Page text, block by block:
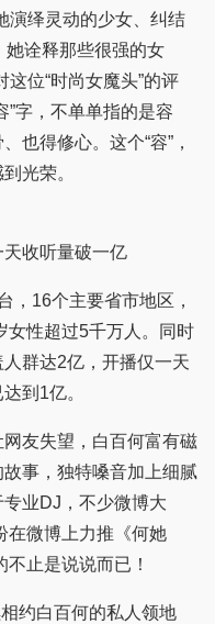
演绎灵动的少女、纠结
她诠释那些很强的女
这位“时尚女魔头”的评
”字，不单单指的是容
也得修心。这个“容”，
光荣。
收听量破一亿
16个主要省市地区，
女性超过5千万人。同时
群达2亿，开播仅一天
到1亿。
友失望，白百何富有磁
事，独特嗓音加上细腻
业DJ，不少微博大
在微博上力推《何她
止是说说而已！
约白百何的私人领地